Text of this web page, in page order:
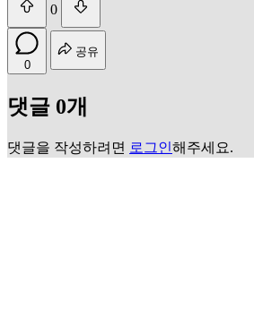
0
0
공유
댓글 0개
댓글을 작성하려면 로그인해주세요.